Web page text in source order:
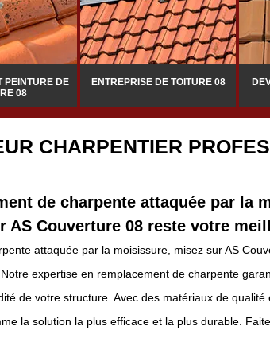
PEINTURE DE
08
ENTREPRISE DE TOITURE 08
CHARPENTIER
de charpente attaquée par la
AS Couverture 08 reste votre
attaquée par la moisissure, misez sur AS
expertise en remplacement de charpente
de votre structure. Avec des matériaux de
la solution la plus efficace et la plus durable.